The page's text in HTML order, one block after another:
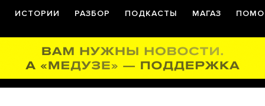
ИСТОРИИ РАЗБОР ПОДКАСТЫ МАГАЗ